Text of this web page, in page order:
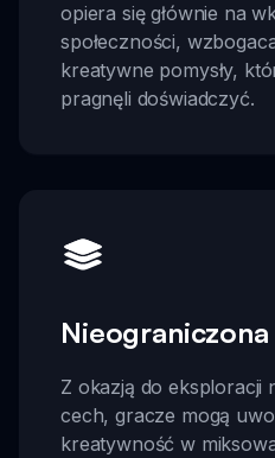
opiera się głównie na
społeczności,
kreatywne pomysły,
pragnęli doświadczyć.
Z okazją do eksploracji
cech, gracze mogą
kreatywność w